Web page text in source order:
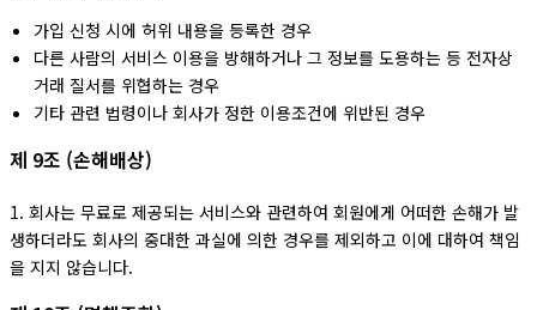
가입 신청 시에 허위 내용을 등록한 경우
다른 사람의 서비스 이용을 방해하거나 그 정보를 도용하는 등 전자상
거래 질서를 위협하는 경우
기타 관련 법령이나 회사가 정한 이용조건에 위반된 경우
제 9조 (손해배상)
1. 회사는 무료로 제공되는 서비스와 관련하여 회원에게 어떠한 손해가 발
생하더라도 회사의 중대한 과실에 의한 경우를 제외하고 이에 대하여 책임
을 지지 않습니다.